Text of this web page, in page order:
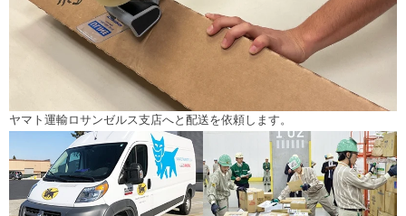
ヤマト運輸ロサンゼルス支店へと配送を依頼します。